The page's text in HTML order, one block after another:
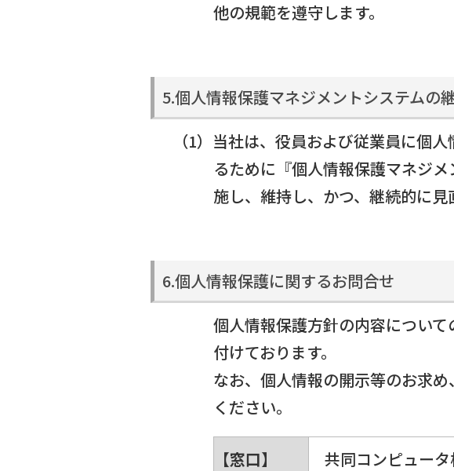
他の規範を遵守します。
5.個人情報保護マネジメントシステムの
（1）当社は、役員および従業員に個
るために『個人情報保護マネジ
施し、維持し、かつ、継続的に見
6.個人情報保護に関するお問合せ
個人情報保護方針の内容につい
付けております。
なお、個人情報の開示等のお求
ください。
【窓口】
共同コンピュー